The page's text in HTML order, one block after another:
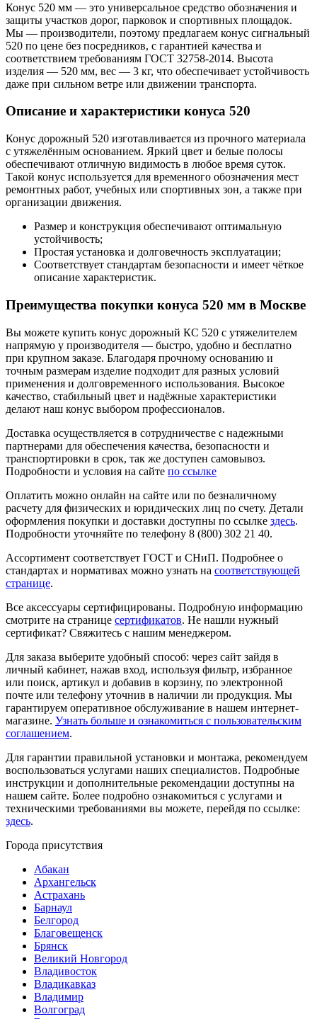
Конус 520 мм — это универсальное средство обозначения и
защиты участков дорог, парковок и спортивных площадок.
Мы — производители, поэтому предлагаем конус сигнальный
520 по цене без посредников, с гарантией качества и
соответствием требованиям ГОСТ 32758-2014. Высота
изделия — 520 мм, вес — 3 кг, что обеспечивает устойчивость
даже при сильном ветре или движении транспорта.
Описание и характеристики конуса 520
Конус дорожный 520 изготавливается из прочного материала
с утяжелённым основанием. Яркий цвет и белые полосы
обеспечивают отличную видимость в любое время суток.
Такой конус используется для временного обозначения мест
ремонтных работ, учебных или спортивных зон, а также при
организации движения.
Размер и конструкция обеспечивают оптимальную
устойчивость;
Простая установка и долговечность эксплуатации;
Соответствует стандартам безопасности и имеет чёткое
описание характеристик.
Преимущества покупки конуса 520 мм в Москве
Вы можете купить конус дорожный КС 520 с утяжелителем
напрямую у производителя — быстро, удобно и бесплатно
при крупном заказе. Благодаря прочному основанию и
точным размерам изделие подходит для разных условий
применения и долговременного использования. Высокое
качество, стабильный цвет и надёжные характеристики
делают наш конус выбором профессионалов.
Доставка осуществляется в сотрудничестве с надежными
партнерами для обеспечения качества, безопасности и
транспортировки в срок, так же доступен самовывоз.
Подробности и условия на сайте по ссылке
Оплатить можно онлайн на сайте или по безналичному
расчету для физических и юридических лиц по счету. Детали
оформления покупки и доставки доступны по ссылке здесь.
Подробности уточняйте по телефону 8 (800) 302 21 40.
Ассортимент соответствует ГОСТ и СНиП. Подробнее о
стандартах и нормативах можно узнать на соответствующей
странице.
Все аксессуары сертифицированы. Подробную информацию
смотрите на странице сертификатов. Не нашли нужный
сертификат? Свяжитесь с нашим менеджером.
Для заказа выберите удобный способ: через сайт зайдя в
личный кабинет, нажав вход, используя фильтр, избранное
или поиск, артикул и добавив в корзину, по электронной
почте или телефону уточнив в наличии ли продукция. Мы
гарантируем оперативное обслуживание в нашем интернет-
магазине. Узнать больше и ознакомиться с пользовательским
соглашением.
Для гарантии правильной установки и монтажа, рекомендуем
воспользоваться услугами наших специалистов. Подробные
инструкции и дополнительные рекомендации доступны на
нашем сайте. Более подробно ознакомиться с услугами и
техническими требованиями вы можете, перейдя по ссылке:
здесь.
Города присутствия
Абакан
Архангельск
Астрахань
Барнаул
Белгород
Благовещенск
Брянск
Великий Новгород
Владивосток
Владикавказ
Владимир
Волгоград